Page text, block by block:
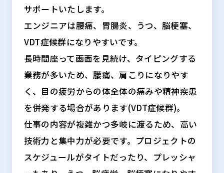
サポートいたします。
エンジニアは腰痛、胃腸炎、うつ、脳梗塞、
VDT症候群になりやすいです。
長時間座って画面を見続け、タイピングする
業務が多いため、腰痛、肩こりになりやす
く、目の疲労からの体全体の痛みや精神疾患
を併発する場合があります(VDT症候群)。
仕事の内容が複雑かつ多岐に渡るため、高い
技術力と集中力が必要です。プロジェクトの
スケジュールがタイトだったり、プレッシャ